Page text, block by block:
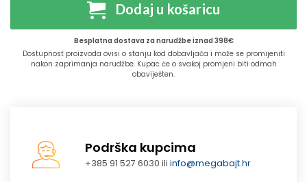
Dodaj u košaricu
Besplatna dostava za narudžbe iznad 398€
Dostupnost proizvoda ovisi o stanju kod dobavljača i može se promijeniti
nakon zaprimanja narudžbe. Kupac će o svakoj promjeni biti odmah
obaviješten.
Podrška kupcima
+385 91 527 6030 iliinfo@megabajt.hr